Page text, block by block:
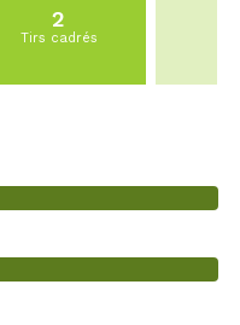
2
Tirs cadrés